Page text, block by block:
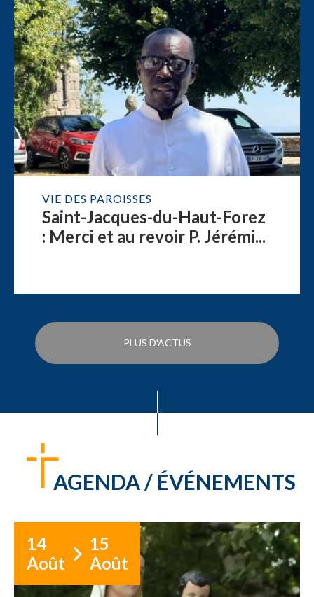
VIE DES PAROISSES
Saint-Jacques-du-Haut-Forez
: Merci et au revoir P. Jérémi...
PLUS D'ACTUS
AGENDA / ÉVÉNEMENTS
14
Août
15
Août